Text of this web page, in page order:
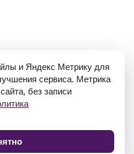
ИНН
и Яндекс Метрику для
сервиса. Метрика
без записи